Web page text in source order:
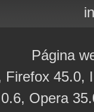
Página
Firefox 45.0,
Opera